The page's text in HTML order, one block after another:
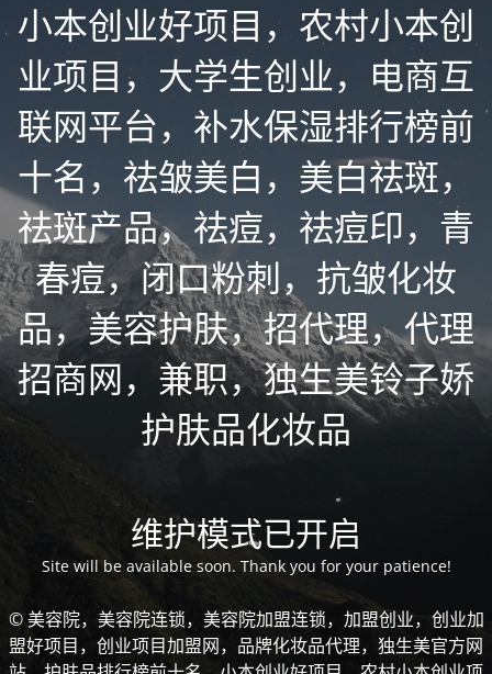
小本创业好项目，农村小本创
业项目，大学生创业，电商互
联网平台，补水保湿排行榜前
十名，祛皱美白，美白祛斑，
祛斑产品，祛痘，祛痘印，青
春痘，闭口粉刺，抗皱化妆
品，美容护肤，招代理，代理
招商网，兼职，独生美铃子娇
护肤品化妆品
维护模式已开启
Site will be available soon. Thank you for your patience!
© 美容院，美容院连锁，美容院加盟连锁，加盟创业，创业加
盟好项目，创业项目加盟网，品牌化妆品代理，独生美官方网